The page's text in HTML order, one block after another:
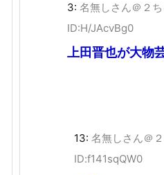
3: 名無しさん＠２
ID:H/JAcvBg0
上田晋也が大物
13: 名無しさん＠
ID:f141sqQW0